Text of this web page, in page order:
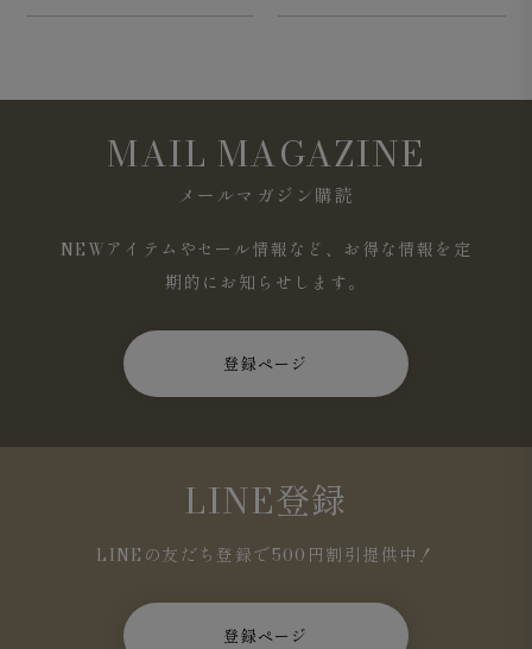
MAIL MAGAZINE
メールマガジン購読
NEWアイテムやセール情報など、お得な情報を定
期的にお知らせします。
登録ページ
LINE登録
LINEの友だち登録で500円割引提供中！
登録ページ